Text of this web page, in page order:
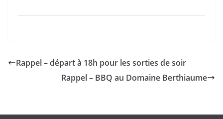
Rappel – départ à 18h pour les sorties de soir
Rappel – BBQ au Domaine Berthiaume